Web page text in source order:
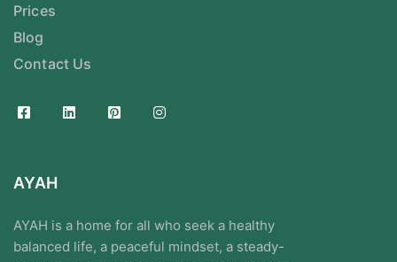
Prices
Blog
Contact Us
AYAH
AYAH is a home for all who seek a healthy
balanced life, a peaceful mindset, a steady-